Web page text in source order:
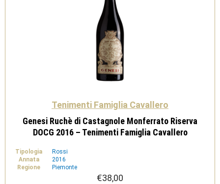
Tenimenti Famiglia Cavallero
Genesi Ruchè di Castagnole Monferrato Riserva
DOCG 2016 – Tenimenti Famiglia Cavallero
Tipologia
Rossi
Annata
2016
Regione
Piemonte
€38,00